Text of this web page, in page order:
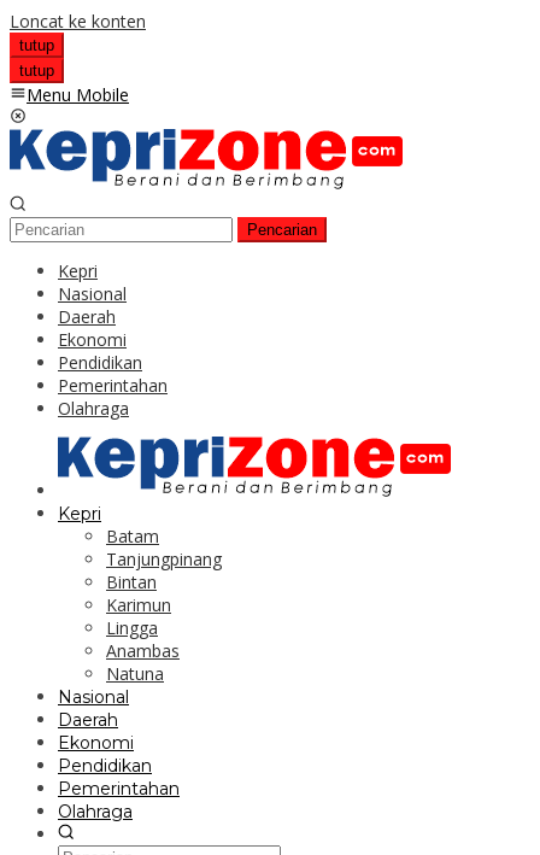
Loncat ke konten
tutup
tutup
Menu Mobile
Pencarian
Kepri
Nasional
Daerah
Ekonomi
Pendidikan
Pemerintahan
Olahraga
Kepri
Batam
Tanjungpinang
Bintan
Karimun
Lingga
Anambas
Natuna
Nasional
Daerah
Ekonomi
Pendidikan
Pemerintahan
Olahraga